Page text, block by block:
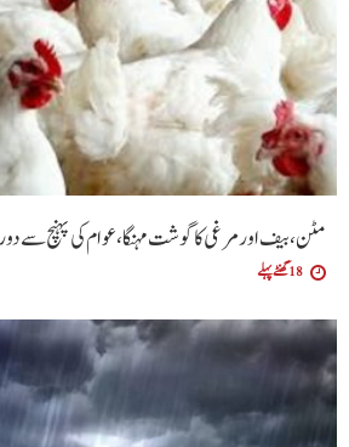
مٹن، بیف اور مرغی کا گوشت مہنگا، عوام کی پہنچ سے دور
18 گھنٹے پہلے